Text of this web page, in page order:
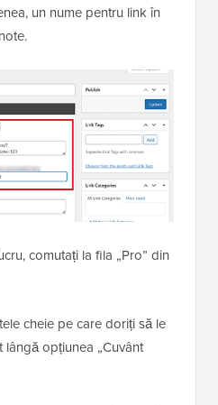
un nume pentru link în
comutați la fila „Pro” din
cheie pe care doriți să le
opțiunea „Cuvânt